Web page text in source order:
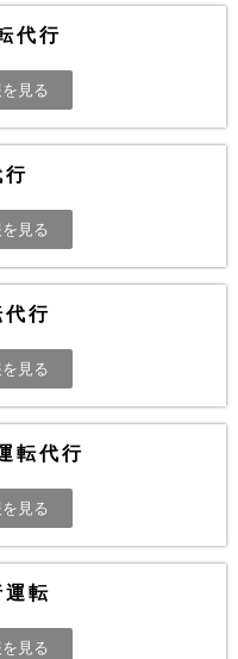
代行
見る
行
見る
行
見る
転代行
見る
転
見る